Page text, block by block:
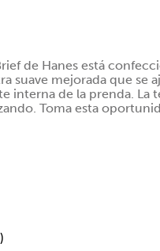
de Hanes está
suave mejorada que
interna de la prenda.
Toma esta